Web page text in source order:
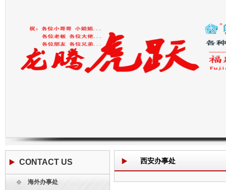
CONTACT US
联系我们
海外办事处
西安办事处